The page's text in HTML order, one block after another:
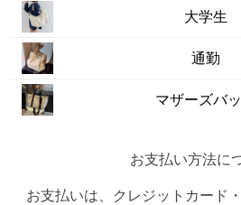
大学生
通勤
マザーズバ
お支払い方法に
お支払いは、クレジットカード